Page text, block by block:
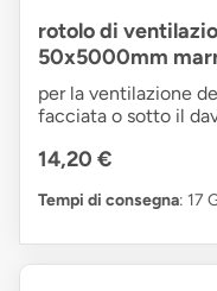
rotolo di
50x5000mm
per la ventilazione
facciata o sotto il
14,20 €
Tempi di consegna: 17